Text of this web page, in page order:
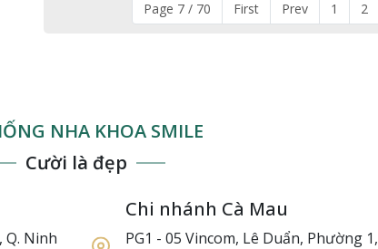
Page 7 / 70 First Prev 1 2
NHA KHOA SMILE
Cười là đẹp
Q. Ninh
Chi nhánh Cà Mau
PG1 - 05 Vincom, Lê Duẩn, Phường 1,